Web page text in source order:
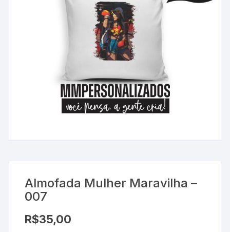
Almofada Mulher Maravilha –
007
R$35,00